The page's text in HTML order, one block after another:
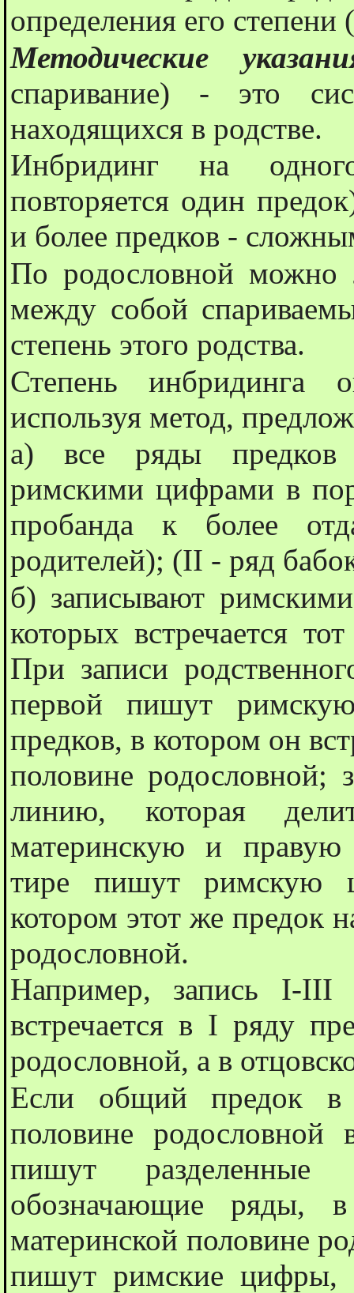
определения его
Методические
спаривание) - это
находящихся в родстве.
Инбридинг на
повторяется один
и более предков -
По родословной можно
между собой
степень этого родства.
Степень инбридинга
используя метод,
а) все ряды предков
римскими цифрами в
пробанда к более
родителей); (II - ряд
б) записывают
которых встречается
При записи
первой пишут
предков, в котором он
половине родословной;
линию, которая
материнскую и
тире пишут римскую
котором этот же предок
родословной.
Например, запись I-III
встречается в I ряду
родословной, а в
Если общий предок в
половине родословной
пишут
обозначающие ряды,
материнской половине
пишут римские цифры,